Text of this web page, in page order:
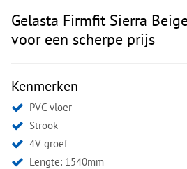
Gelasta Firmfit Sierra
voor een scherpe prijs
Kenmerken
PVC vloer
Strook
4V groef
Lengte: 1540mm